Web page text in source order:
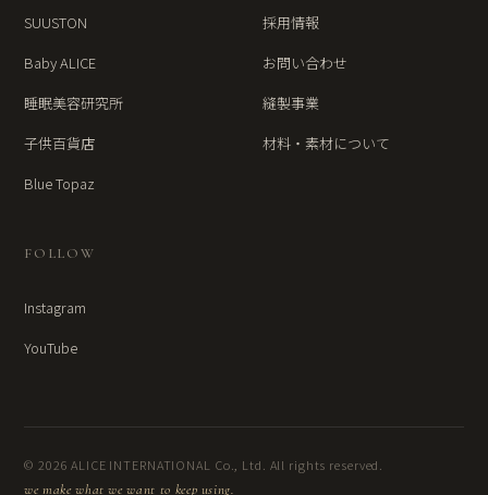
SUUSTON
Baby ALICE
睡眠美容研究所
子供百貨店
Blue Topaz
採用情報
お問い合わせ
縫製事業
材料・素材について
FOLLOW
Instagram
YouTube
© 2026 ALICE INTERNATIONAL Co., Ltd. All rights reserved.
we make what we want to keep using.